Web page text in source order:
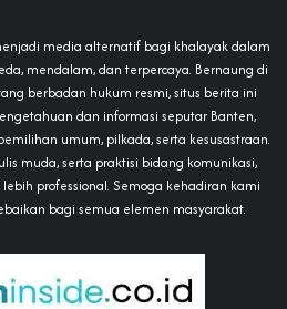
media alternatif bagi khalayak dalam
mendalam, dan terpercaya. Bernaung di
berbadan hukum resmi, situs berita ini
dan informasi seputar Banten,
umum, pilkada, serta kesusastraan.
muda, serta praktisi bidang komunikasi,
professional. Semoga kehadiran kami
bagi semua elemen masyarakat.